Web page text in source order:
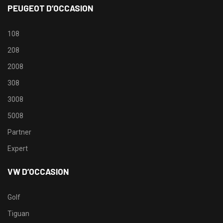
PEUGEOT D’OCCASION
108
208
2008
308
3008
5008
Partner
Expert
VW D’OCCASION
Golf
Tiguan